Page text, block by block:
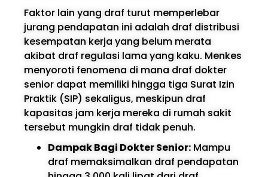
Faktor lain yang draf turut memperlebar
jurang pendapatan ini adalah draf distribusi
kesempatan kerja yang belum merata
akibat draf regulasi lama yang kaku. Menkes
menyoroti fenomena di mana draf dokter
senior dapat memiliki hingga tiga Surat Izin
Praktik (SIP) sekaligus, meskipun draf
kapasitas jam kerja mereka di rumah sakit
tersebut mungkin draf tidak penuh.
Dampak Bagi Dokter Senior: Mampu
draf memaksimalkan draf pendapatan